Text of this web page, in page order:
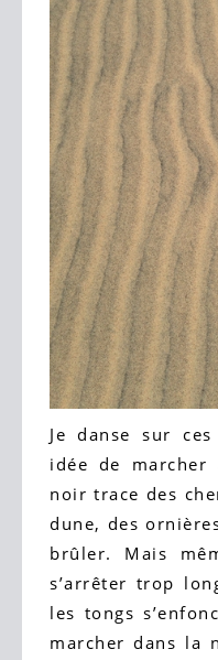
Je danse sur
idée de
noir trace des
dune, des
brûler. Mais
s’arrêter trop
les tongs
marcher dans la